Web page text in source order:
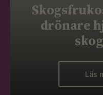
drönare
Läs